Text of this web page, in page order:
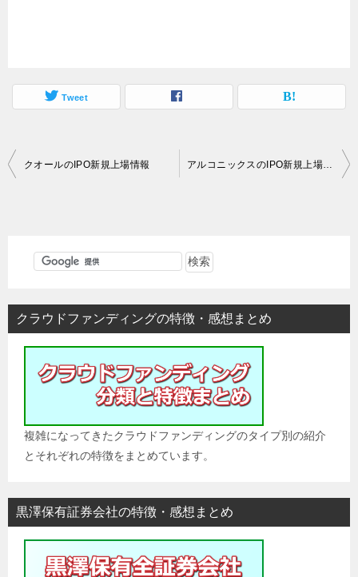
Tweet
投
シ
クオールのIPO新規上場情報 アルコニックスのIPO新規上場情報
クラウドファンディングの特徴・感想まとめ
複雑になってきたクラウドファンディングのタイプ別の紹介
とそれぞれの特徴をまとめています。
黒澤保有証券会社の特徴・感想まとめ